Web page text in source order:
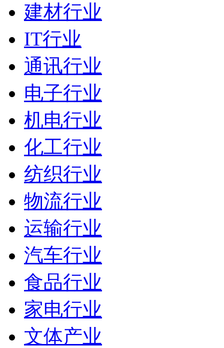
建材行业
IT行业
通讯行业
电子行业
机电行业
化工行业
纺织行业
物流行业
运输行业
汽车行业
食品行业
家电行业
文体产业